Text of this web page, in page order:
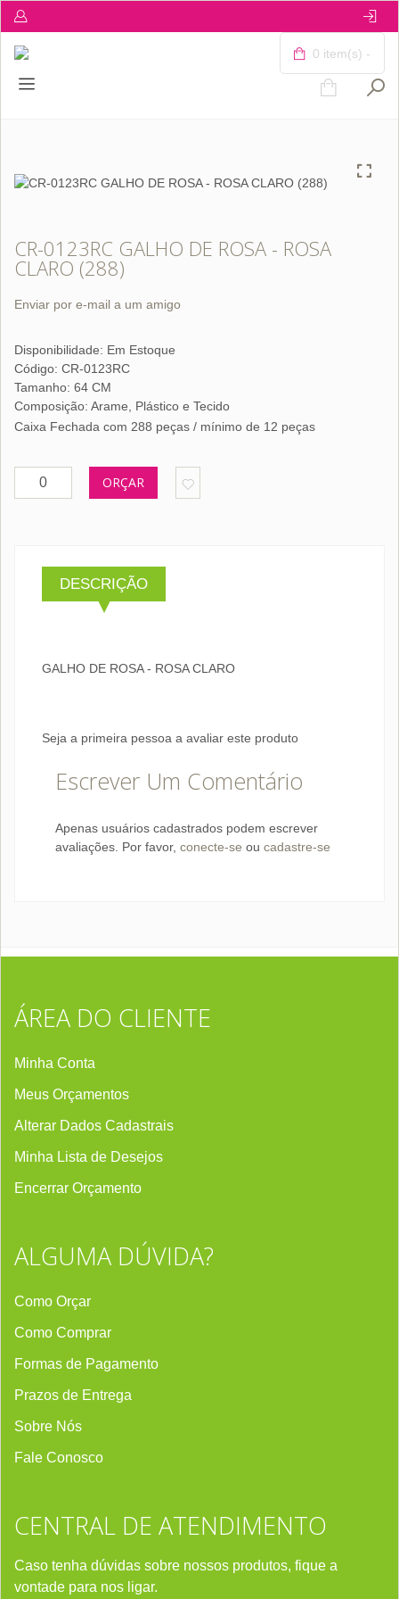
0 item(s) -
CR-0123RC GALHO DE ROSA - ROSA
CLARO (288)
Enviar por e-mail a um amigo
Disponibilidade: Em Estoque
Código: CR-0123RC
Tamanho: 64 CM
Composição: Arame, Plástico e Tecido
Caixa Fechada com 288 peças / mínimo de 12 peças
ORÇAR
DESCRIÇÃO
GALHO DE ROSA - ROSA CLARO
Seja a primeira pessoa a avaliar este produto
Escrever Um Comentário
Apenas usuários cadastrados podem escrever
avaliações. Por favor, conecte-se ou cadastre-se
ÁREA DO CLIENTE
Minha Conta
Meus Orçamentos
Alterar Dados Cadastrais
Minha Lista de Desejos
Encerrar Orçamento
ALGUMA DÚVIDA?
Como Orçar
Como Comprar
Formas de Pagamento
Prazos de Entrega
Sobre Nós
Fale Conosco
CENTRAL DE ATENDIMENTO
Caso tenha dúvidas sobre nossos produtos, fique a
vontade para nos ligar.